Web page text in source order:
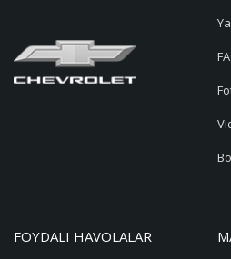
FOYDALI HAVOLALAR